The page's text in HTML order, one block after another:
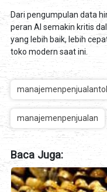
Dari pengumpulan data
peran AI semakin kritis
yang lebih baik, lebih
toko modern saat ini.
manajemenpenjualan
Baca Juga: